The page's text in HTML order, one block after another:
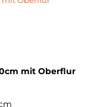
mit Oberflur